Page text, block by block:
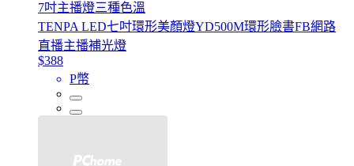
7吋主播燈三種色溫
TENPA LED七吋環形美顏燈YD500M環形臉書FB網路
直播主播補光燈
$388
P幣